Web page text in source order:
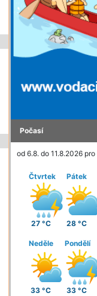
Počasí
od 6.8. do 11.8.2026
Čtvrtek
27 °C
Pátek
28 °C
Neděle
33 °C
Pondělí
33 °C